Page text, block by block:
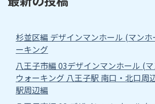
杉並区編 デザインマンホール (マン
ーキング
八王子市編 03デザインマンホール (
ウォーキング 八王子駅 南口・北口周
駅周辺編